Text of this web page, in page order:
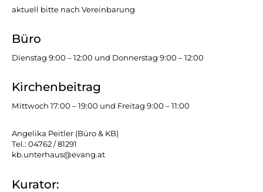
aktuell bitte nach Vereinbarung
Büro
Dienstag 9:00 – 12:00 und Donnerstag 9:00 – 12:00
Kirchenbeitrag
Mittwoch 17:00 – 19:00 und Freitag 9:00 – 11:00
Angelika Peitler (Büro & KB)
Tel.: 04762 / 81291
kb.unterhaus@evang.at
Kurator: